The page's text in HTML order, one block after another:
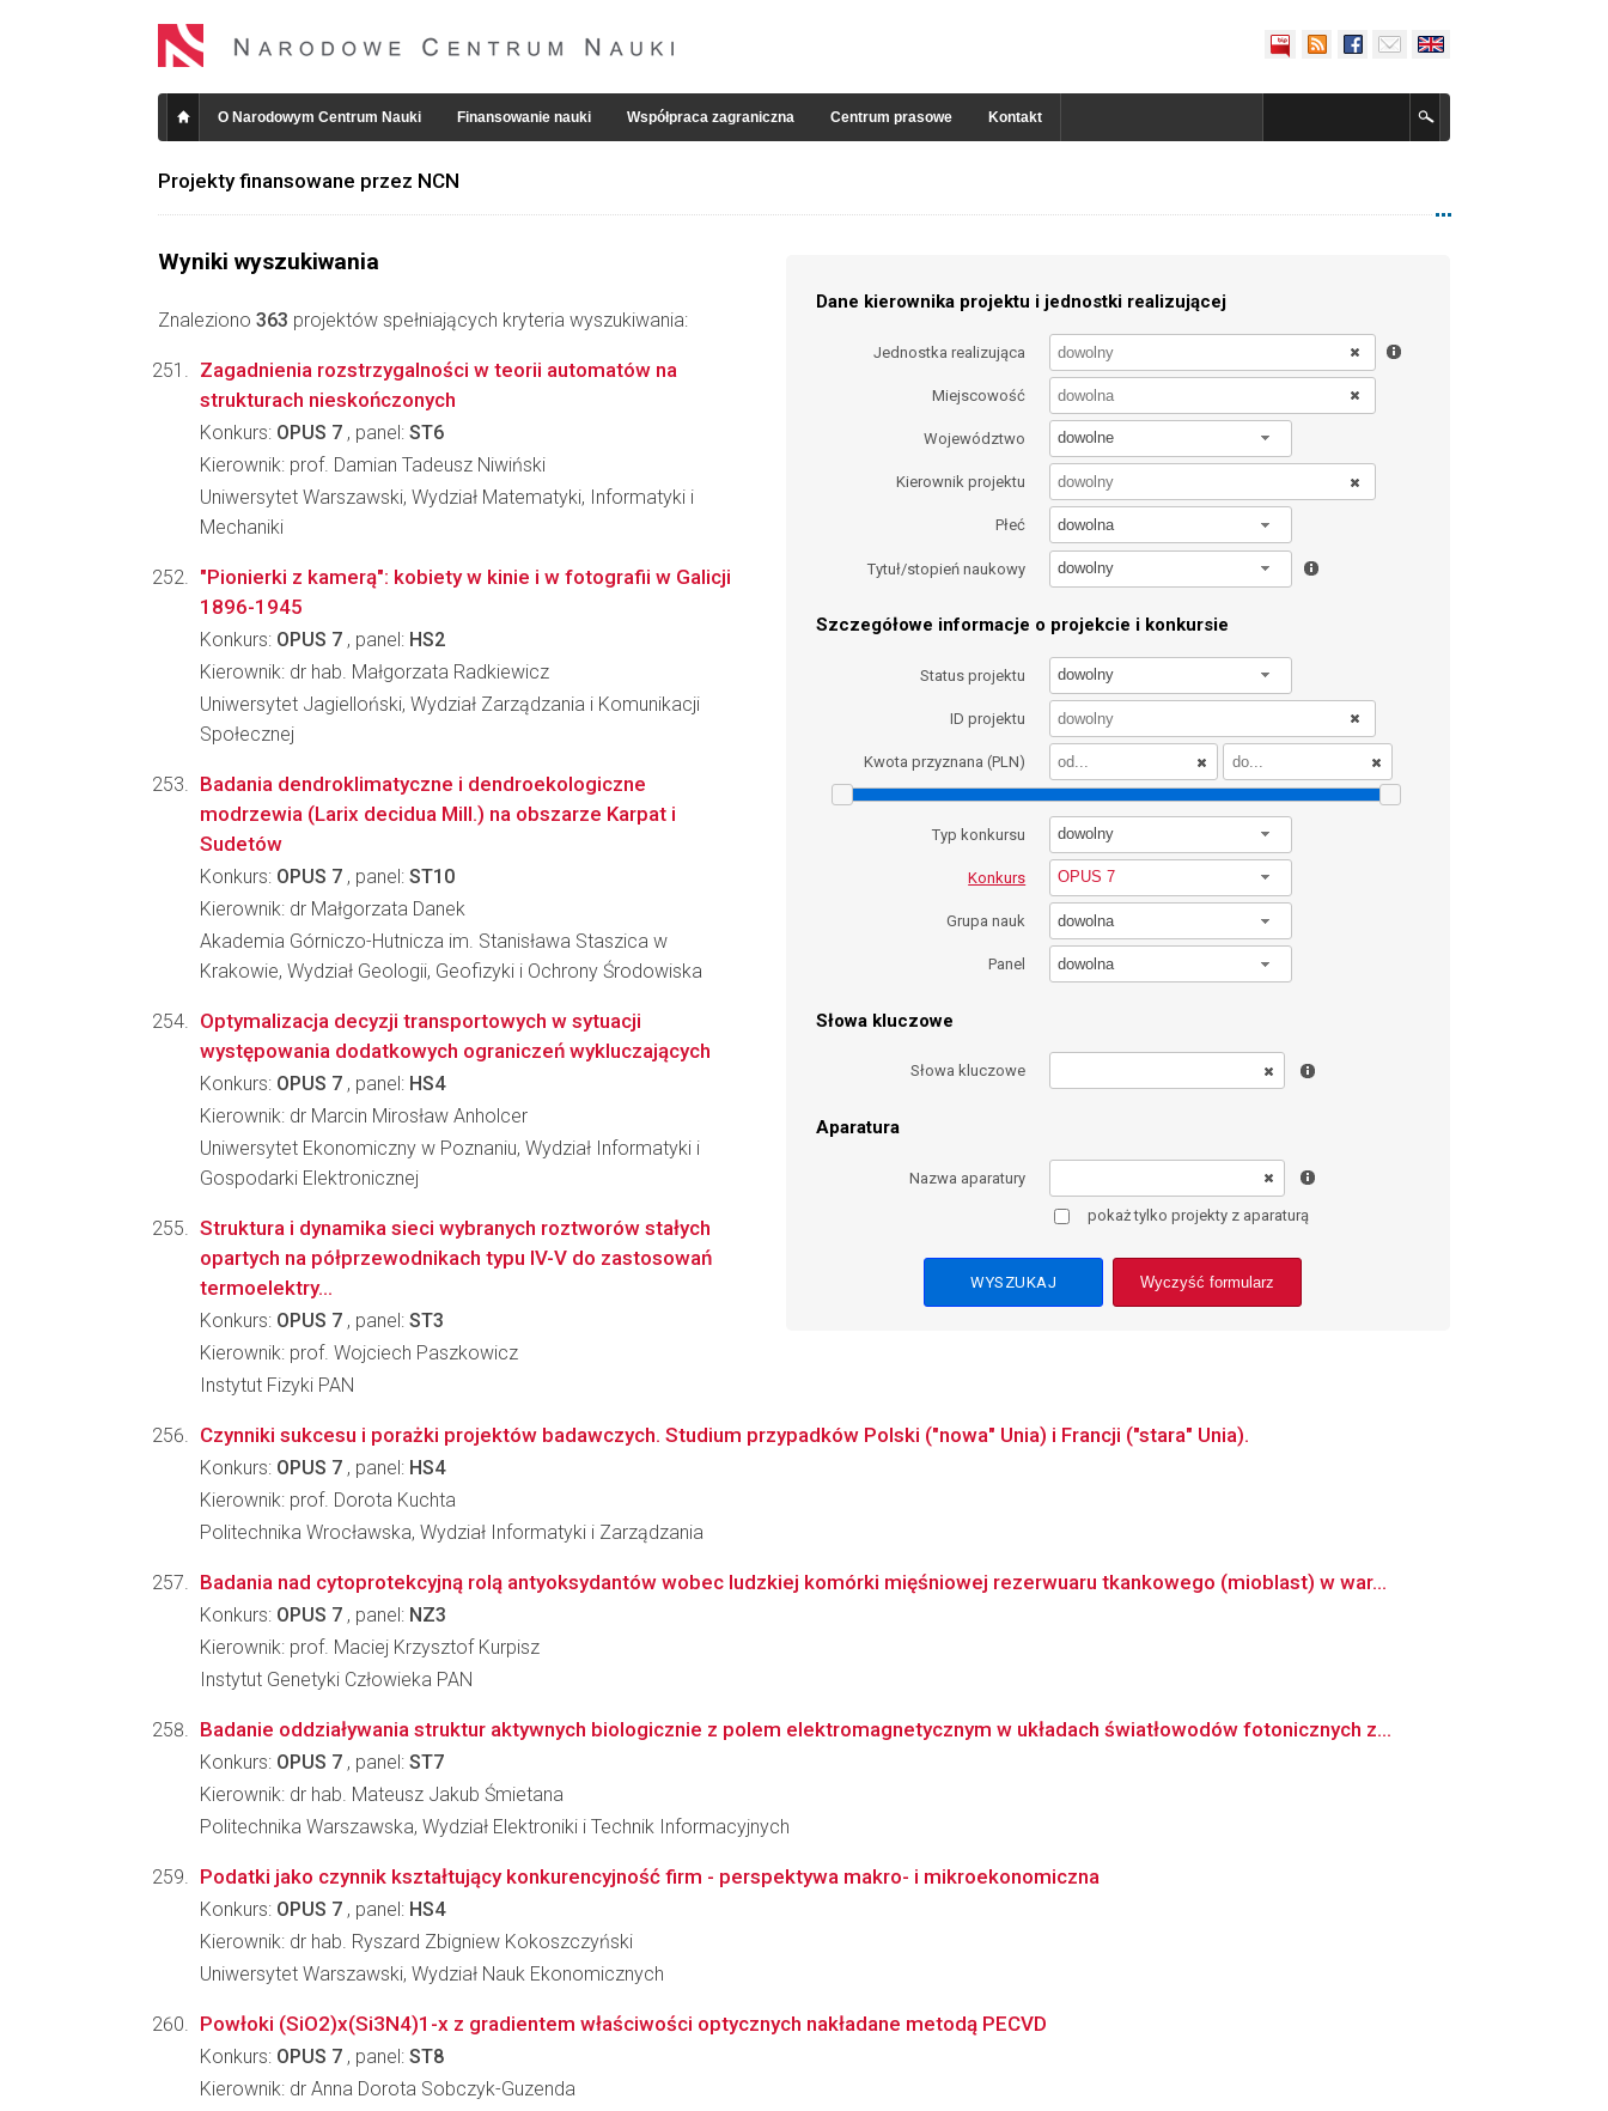
O Narodowym Centrum Nauki Finansowanie nauki Współpraca zagraniczna Centrum prasowe Kontakt
Projekty finansowane przez NCN
Wyniki wyszukiwania
Znaleziono 363 projektów spełniających kryteria wyszukiwania:
Dane kierownika projektu i jednostki realizującej
Jednostka realizująca
Miejscowość
Województwo dowolne
Kierownik projektu
Płeć dowolna
Tytuł/stopień naukowy dowolny
Szczegółowe informacje o projekcie i konkursie
Status projektu dowolny
ID projektu
Kwota przyznana (PLN)
Typ konkursu dowolny
Konkurs OPUS 7
Grupa nauk dowolna
Panel dowolna
Słowa kluczowe
Słowa kluczowe
Aparatura
Nazwa aparatury
pokaż tylko projekty z aparaturą
Wyczyść formularz
Zagadnienia rozstrzygalności w teorii automatów na
strukturach nieskończonych
Konkurs: OPUS 7 , panel: ST6
Kierownik: prof. Damian Tadeusz Niwiński
Uniwersytet Warszawski, Wydział Matematyki, Informatyki i
Mechaniki
"Pionierki z kamerą": kobiety w kinie i w fotografii w Galicji
1896-1945
Konkurs: OPUS 7 , panel: HS2
Kierownik: dr hab. Małgorzata Radkiewicz
Uniwersytet Jagielloński, Wydział Zarządzania i Komunikacji
Społecznej
Badania dendroklimatyczne i dendroekologiczne
modrzewia (Larix decidua Mill.) na obszarze Karpat i
Sudetów
Konkurs: OPUS 7 , panel: ST10
Kierownik: dr Małgorzata Danek
Akademia Górniczo-Hutnicza im. Stanisława Staszica w
Krakowie, Wydział Geologii, Geofizyki i Ochrony Środowiska
Optymalizacja decyzji transportowych w sytuacji
występowania dodatkowych ograniczeń wykluczających
Konkurs: OPUS 7 , panel: HS4
Kierownik: dr Marcin Mirosław Anholcer
Uniwersytet Ekonomiczny w Poznaniu, Wydział Informatyki i
Gospodarki Elektronicznej
Struktura i dynamika sieci wybranych roztworów stałych
opartych na półprzewodnikach typu IV-V do zastosowań
termoelektry...
Konkurs: OPUS 7 , panel: ST3
Kierownik: prof. Wojciech Paszkowicz
Instytut Fizyki PAN
Czynniki sukcesu i porażki projektów badawczych. Studium przypadków Polski ("nowa" Unia) i Francji ("stara" Unia).
Konkurs: OPUS 7 , panel: HS4
Kierownik: prof. Dorota Kuchta
Politechnika Wrocławska, Wydział Informatyki i Zarządzania
Badania nad cytoprotekcyjną rolą antyoksydantów wobec ludzkiej komórki mięśniowej rezerwuaru tkankowego (mioblast) w war...
Konkurs: OPUS 7 , panel: NZ3
Kierownik: prof. Maciej Krzysztof Kurpisz
Instytut Genetyki Człowieka PAN
Badanie oddziaływania struktur aktywnych biologicznie z polem elektromagnetycznym w układach światłowodów fotonicznych z...
Konkurs: OPUS 7 , panel: ST7
Kierownik: dr hab. Mateusz Jakub Śmietana
Politechnika Warszawska, Wydział Elektroniki i Technik Informacyjnych
Podatki jako czynnik kształtujący konkurencyjność firm - perspektywa makro- i mikroekonomiczna
Konkurs: OPUS 7 , panel: HS4
Kierownik: dr hab. Ryszard Zbigniew Kokoszczyński
Uniwersytet Warszawski, Wydział Nauk Ekonomicznych
Powłoki (SiO2)x(Si3N4)1-x z gradientem właściwości optycznych nakładane metodą PECVD
Konkurs: OPUS 7 , panel: ST8
Kierownik: dr Anna Dorota Sobczyk-Guzenda